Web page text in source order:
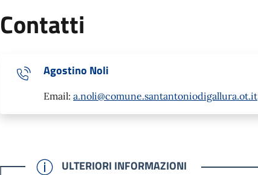
Contatti
Agostino Noli
Email: a.noli@comune.santantoniodigallura.ot.it
CONFERMATO
ULTERIORI INFORMAZIONI